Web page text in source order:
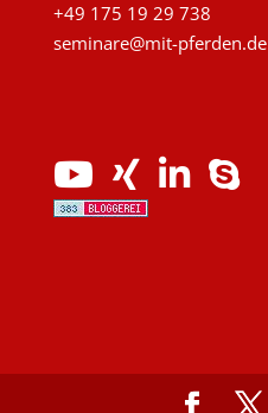
+49 175 19 29 738
seminare@mit-pferden.de